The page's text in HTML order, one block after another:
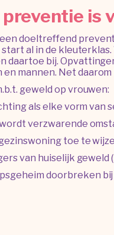
is
doeltreffend
al in de
daartoe bij.
en mannen. Net
geweld op vrouwen:
als elke vorm
verzwarende
toe te
van huiselijk
doorbreken